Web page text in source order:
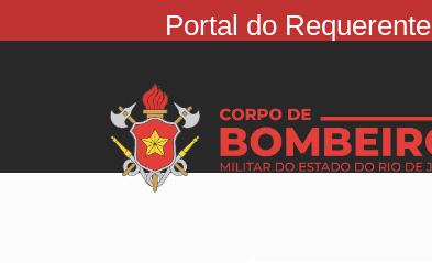
Portal do Requerente